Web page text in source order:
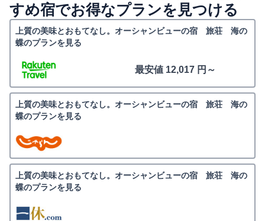
すめ宿でお得なプランを見つける
上質の美味とおもてなし。オーシャンビューの宿 旅荘 海の
蝶のプランを見る
最安値 12,017 円～
上質の美味とおもてなし。オーシャンビューの宿 旅荘 海の
蝶のプランを見る
上質の美味とおもてなし。オーシャンビューの宿 旅荘 海の
蝶のプランを見る